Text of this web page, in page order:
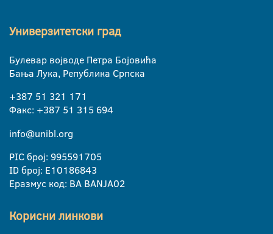
Универзитетски град
Булевар војводе Петра Бојовића
Бања Лука, Република Српска
+387 51 321 171
Факс: +387 51 315 694
info@unibl.org
PIC број: 995591705
ID број: E10186843
Еразмус код: BA BANJA02
Корисни линкови